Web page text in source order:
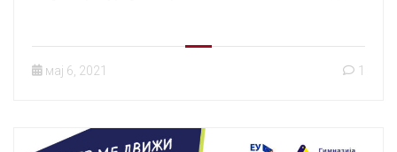
мај 6, 2021 1